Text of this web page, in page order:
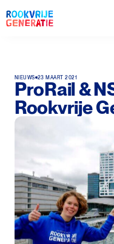
NIEUWS 23 MAART 2021
ProRail &
Rookvrije